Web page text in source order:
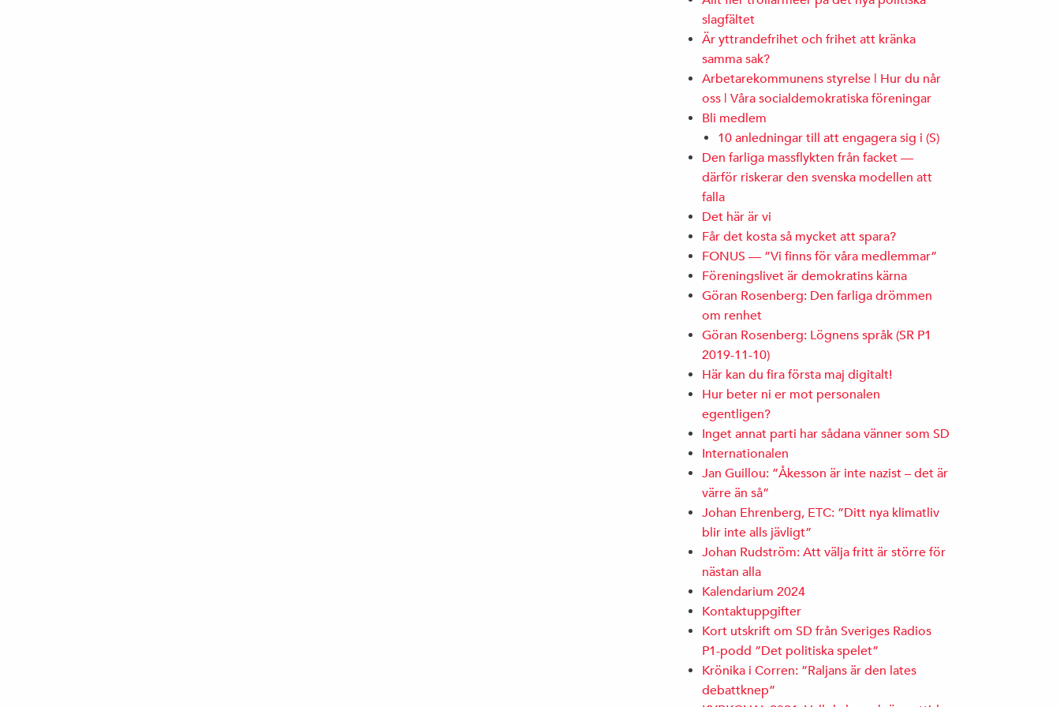
slagfältet
Är yttrandefrihet och frihet att kränka
samma sak?
Arbetarekommunens styrelse | Hur du når
oss | Våra socialdemokratiska föreningar
Bli medlem
10 anledningar till att engagera sig i (S)
Den farliga massflykten från facket —
därför riskerar den svenska modellen att
falla
Det här är vi
Får det kosta så mycket att spara?
FONUS — ”Vi finns för våra medlemmar”
Föreningslivet är demokratins kärna
Göran Rosenberg: Den farliga drömmen
om renhet
Göran Rosenberg: Lögnens språk (SR P1
2019-11-10)
Här kan du fira första maj digitalt!
Hur beter ni er mot personalen
egentligen?
Inget annat parti har sådana vänner som SD
Internationalen
Jan Guillou: ”Åkesson är inte nazist – det är
värre än så”
Johan Ehrenberg, ETC: ”Ditt nya klimatliv
blir inte alls jävligt”
Johan Rudström: Att välja fritt är större för
nästan alla
Kalendarium 2024
Kontaktuppgifter
Kort utskrift om SD från Sveriges Radios
P1-podd ”Det politiska spelet”
Krönika i Corren: ”Raljans är den lates
debattknep”